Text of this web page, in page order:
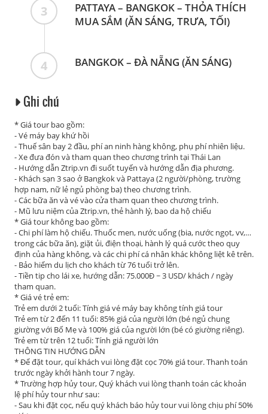
3
PATTAYA – BANGKOK – THỎA THÍCH
MUA SẮM (ĂN SÁNG, TRƯA, TỐI)
4 BANGKOK – ĐÀ NẴNG (ĂN SÁNG)
Ghi chú
* Giá tour bao gồm:
- Vé máy bay khứ hồi
- Thuế sân bay 2 đầu, phí an ninh hàng không, phụ phí nhiên liệu.
- Xe đưa đón và tham quan theo chương trình tại Thái Lan
- Hướng dẫn Ztrip.vn đi suốt tuyến và hướng dẫn địa phương.
- Khách sạn 3 sao ở Bangkok và Pattaya (2 người/phòng, trường
hợp nam, nữ lẻ ngủ phòng ba) theo chương trình.
- Các bữa ăn và vé vào cửa tham quan theo chương trình.
- Mũ lưu niệm của Ztrip.vn, thẻ hành lý, bao da hộ chiếu
* Giá tour không bao gồm:
- Chi phí làm hộ chiếu. Thuốc men, nước uống (bia, nước ngọt, vv,…
trong các bữa ăn), giặt ủi, điện thoại, hành lý quá cước theo quy
định của hàng không, và các chi phí cá nhân khác không liệt kê trên.
- Bảo hiểm du lịch cho khách từ 76 tuổi trở lên.
- Tiền tip cho lái xe, hướng dẫn: 75.000Đ ~ 3 USD/ khách / ngày
tham quan.
* Giá vé trẻ em:
Trẻ em dưới 2 tuổi: Tính giá vé máy bay không tính giá tour
Trẻ em từ 2 đến 11 tuổi: 85% giá của người lớn (bé ngủ chung
giường với Bố Mẹ và 100% giá của người lớn (bé có giường riêng).
Trẻ em từ trên 12 tuổi: Tính giá người lớn
THÔNG TIN HƯỚNG DẪN
* Để đặt tour, quí khách vui lòng đặt cọc 70% giá tour. Thanh toán
trước ngày khởi hành tour 7 ngày.
* Trường hợp hủy tour, Quý khách vui lòng thanh toán các khoản
lệ phí hủy tour như sau:
- Sau khi đặt cọc, nếu quý khách báo hủy tour vui lòng chịu phí 50%